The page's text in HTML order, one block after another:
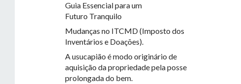
Guia Essencial para um
Futuro Tranquilo
Mudanças no ITCMD (Imposto dos
Inventários e Doações).
A usucapião é modo originário de
aquisição da propriedade pela posse
prolongada do bem.